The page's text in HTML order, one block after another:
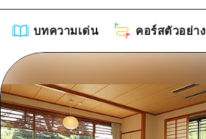
บทความเด่น คอร์สตัวอย่าง
บทความเด่น
รายการ
คอร์สตัวอย่าง